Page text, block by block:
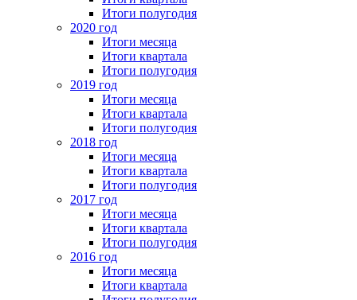
Итоги полугодия
2020 год
Итоги месяца
Итоги квартала
Итоги полугодия
2019 год
Итоги месяца
Итоги квартала
Итоги полугодия
2018 год
Итоги месяца
Итоги квартала
Итоги полугодия
2017 год
Итоги месяца
Итоги квартала
Итоги полугодия
2016 год
Итоги месяца
Итоги квартала